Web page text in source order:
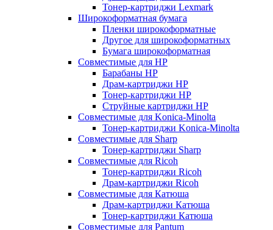
Тонер-картриджи Lexmark
Широкоформатная бумага
Пленки широкоформатные
Другое для широкоформатных
Бумага широкоформатная
Совместимые для HP
Барабаны HP
Драм-картриджи HP
Тонер-картриджи HP
Струйные картриджи HP
Совместимые для Konica-Minolta
Тонер-картриджи Konica-Minolta
Совместимые для Sharp
Тонер-картриджи Sharp
Совместимые для Ricoh
Тонер-картриджи Ricoh
Драм-картриджи Ricoh
Совместимые для Катюша
Драм-картриджи Катюша
Тонер-картриджи Катюша
Совместимые для Pantum